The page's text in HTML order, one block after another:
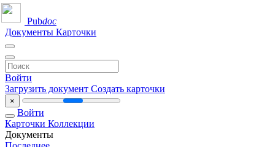
Pubdoc
Документы Карточки
Войти
Загрузить документ Создать карточки
×
Войти
Карточки Коллекции
Документы